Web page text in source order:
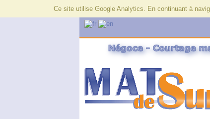
Ce site utilise Google Analytics. En continuant à